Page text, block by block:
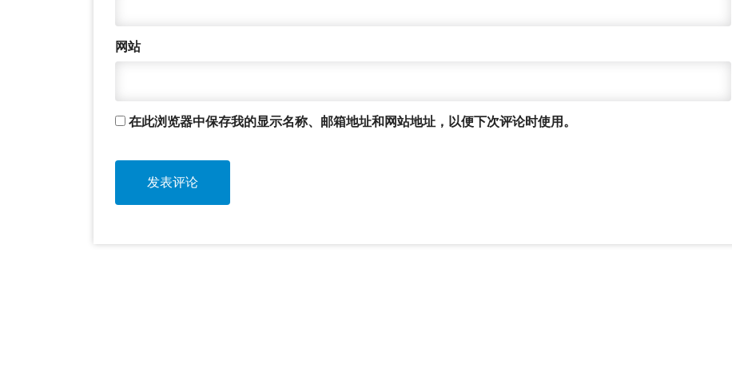
网站
在此浏览器中保存我的显示名称、邮箱地址和网站地址，以便下次评论时使用。